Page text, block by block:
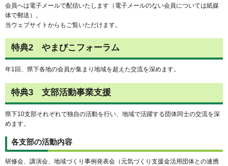
会員へは電子メールで配信いたします（電子メールのない会員については紙媒
体で郵送）。
当ウェブサイトからもご覧いただけます。
特典2 やまびこフォーラム
年1回、県下各地の会員が集まり地域を超えた交流を深めます。
特典3 支部活動事業支援
県下10支部それぞれで独自の活動を行い、地域で活躍する団体同士の交流を深
めます。
各支部の活動内容
研修会、講演会、地域づくり事例発表会（元気づくり支援金活用団体との連携